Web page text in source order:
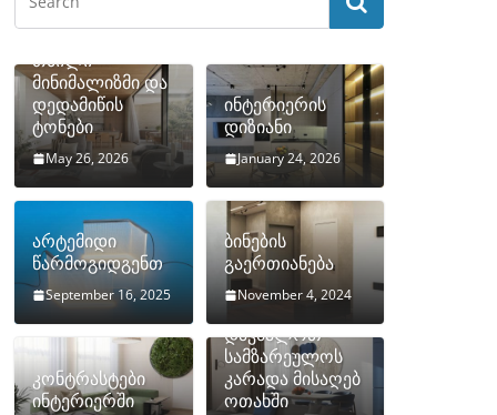
თბილი
მინიმალიზმი და
დედამიწის
ტონები
May 26, 2026
ინტერიერის
დიზიანი
January 24, 2026
არტემიდი
წარმოგიდგენთ
September 16, 2025
ბინების
გაერთიანება
November 4, 2024
კონტრასტები
ინტერიერში
როგორ
დავმალოთ
სამზარეულოს
კარადა მისაღებ
ოთახში